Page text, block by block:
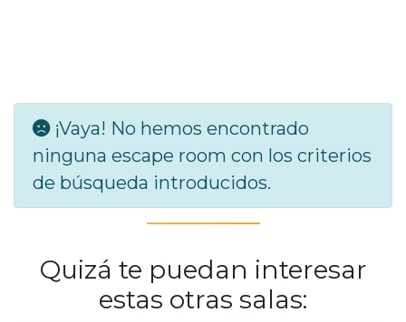
¡Vaya! No hemos encontrado
ninguna escape room con los criterios
de búsqueda introducidos.
Quizá te puedan interesar
estas otras salas: